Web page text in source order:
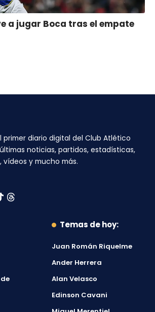
a jugar Boca tras el empate
primer diario digital del Club Atlético
últimas noticias, partidos, estadísticas,
y mucho más.
Temas de hoy:
Juan Román Riquelme
Ander Herrera
Alan Velasco
Edinson Cavani